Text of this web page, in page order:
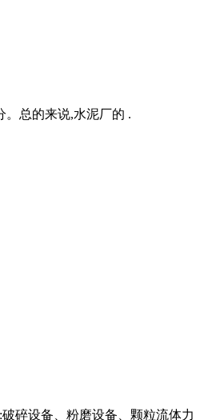
。总的来说,水泥厂的 .
碎设备、粉磨设备、颗粒流体力